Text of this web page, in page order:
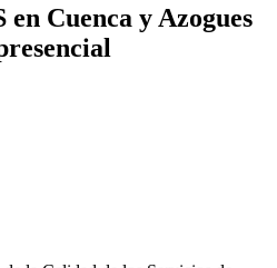
en Cuenca y Azogues